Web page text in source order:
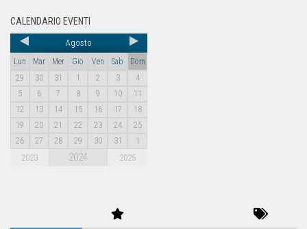
CALENDARIO EVENTI
Agosto
Lun Mar Mer Gio Ven Sab
Dom
29
30 31 1 2 3
4
5
6 7 8 9 10
11
12
13 14 15 16 17
18
19
20 21 22 23 24
25
26
27 28 29 30 31 1
2023 2024 2025